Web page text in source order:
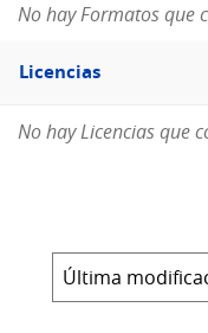
No hay Formatos que
Filtro
Licencias
Licencias
No hay Licencias que